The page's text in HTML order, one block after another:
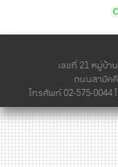
เลขที่ 21 หมู่บ้า
ถนนสามัค
โทรศัพท์ 02-575-0044